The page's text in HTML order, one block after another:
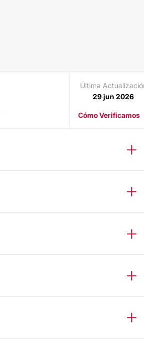
Última
29 jun 2026
Cómo Verificamos